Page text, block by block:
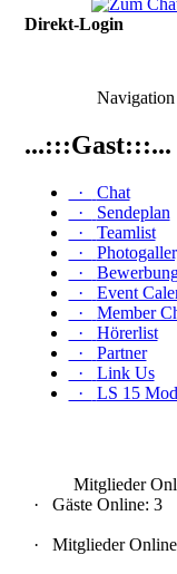
Direkt-Login
Navigation
...:::Gast:::...
·
Chat
·
Sendeplan
·
Teamlist
·
·
·
Event
·
Member
·
Hörerlist
·
Partner
·
Link Us
·
LS 15
Mitglieder
·
Gäste Online: 3
· Mitglieder